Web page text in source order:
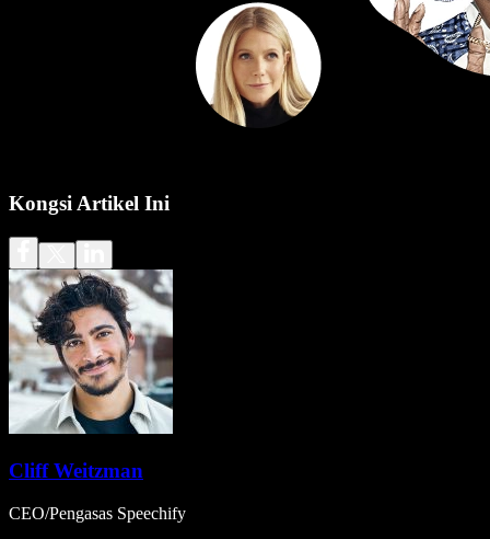
Kongsi Artikel Ini
Cliff Weitzman
CEO/Pengasas Speechify